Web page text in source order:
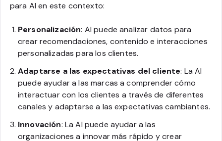
para AI en este contexto:
Personalización: AI puede analizar datos para
crear recomendaciones, contenido e interacciones
personalizadas para los clientes.
Adaptarse a las expectativas del cliente: La AI
puede ayudar a las marcas a comprender cómo
interactuar con los clientes a través de diferentes
canales y adaptarse a las expectativas cambiantes.
Innovación: La AI puede ayudar a las
organizaciones a innovar más rápido y crear